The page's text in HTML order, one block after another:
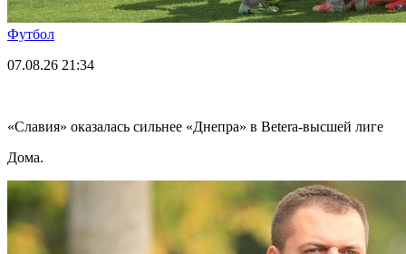
Футбол
07.08.26 21:34
«Славия» оказалась сильнее «Днепра» в Betera-высшей лиге
Дома.